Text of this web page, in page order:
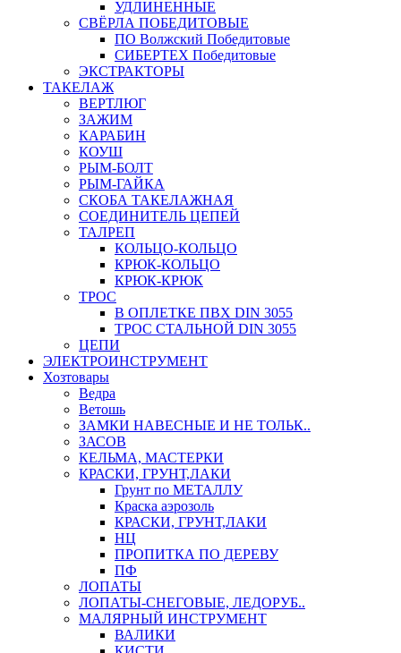
УДЛИНЕННЫЕ
СВЁРЛА ПОБЕДИТОВЫЕ
ПО Волжский Победитовые
СИБЕРТЕХ Победитовые
ЭКСТРАКТОРЫ
ТАКЕЛАЖ
ВЕРТЛЮГ
ЗАЖИМ
КАРАБИН
КОУШ
РЫМ-БОЛТ
РЫМ-ГАЙКА
СКОБА ТАКЕЛАЖНАЯ
СОЕДИНИТЕЛЬ ЦЕПЕЙ
ТАЛРЕП
КОЛЬЦО-КОЛЬЦО
КРЮК-КОЛЬЦО
КРЮК-КРЮК
ТРОС
В ОПЛЕТКЕ ПВХ DIN 3055
ТРОС СТАЛЬНОЙ DIN 3055
ЦЕПИ
ЭЛЕКТРОИНСТРУМЕНТ
Хозтовары
Ведра
Ветошь
ЗАМКИ НАВЕСНЫЕ И НЕ ТОЛЬК..
ЗАСОВ
КЕЛЬМА, МАСТЕРКИ
КРАСКИ, ГРУНТ,ЛАКИ
Грунт по МЕТАЛЛУ
Краска аэрозоль
КРАСКИ, ГРУНТ,ЛАКИ
НЦ
ПРОПИТКА ПО ДЕРЕВУ
ПФ
ЛОПАТЫ
ЛОПАТЫ-СНЕГОВЫЕ, ЛЕДОРУБ..
МАЛЯРНЫЙ ИНСТРУМЕНТ
ВАЛИКИ